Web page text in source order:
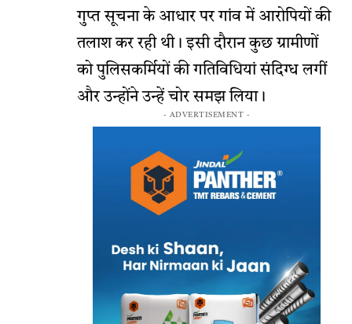
गुप्त सूचना के आधार पर गांव में आरोपियों की
तलाश कर रही थी। इसी दौरान कुछ ग्रामीणों
को पुलिसकर्मियों की गतिविधियां संदिग्ध लगीं
और उन्होंने उन्हें चोर समझ लिया।
- ADVERTISEMENT -